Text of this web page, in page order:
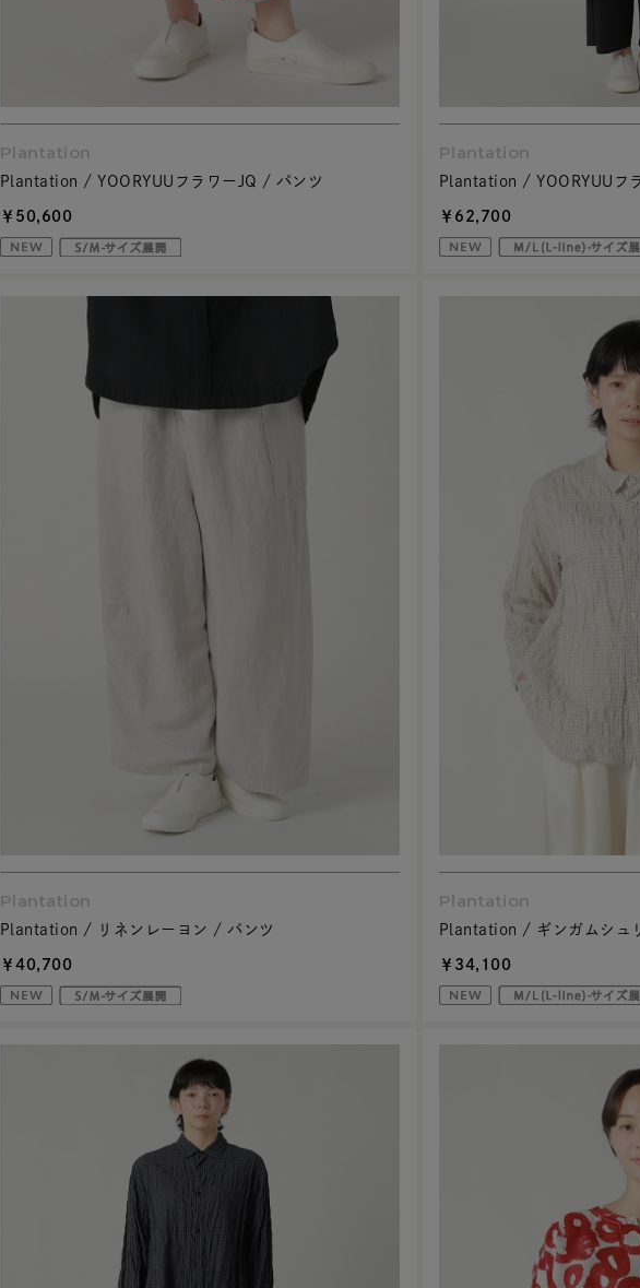
Plantation
Plantation / YOORYUUフラワーJQ / パンツ
￥50,600
Plantation
Plantation / YOORYUUフ
￥62,700
Plantation
Plantation / リネンレーヨン / パンツ
￥40,700
Plantation
Plantation / ギンガムシュ
￥34,100